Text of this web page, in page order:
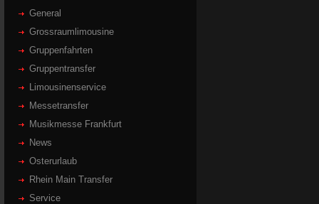
General
Grossraumlimousine
Gruppenfahrten
Gruppentransfer
Limousinenservice
Messetransfer
Musikmesse Frankfurt
News
Osterurlaub
Rhein Main Transfer
Service